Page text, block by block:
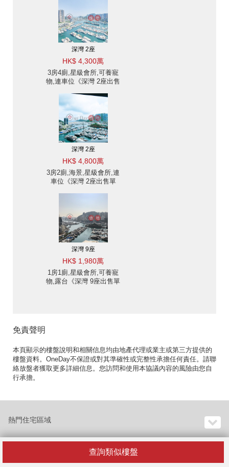
查詢類似樓盤
深灣 2座
HK$ 4,300萬
3房4廁,星級會所,可養寵
物,連車位《深灣 2座出售
深灣 2座
HK$ 4,800萬
3房2廁,海景,星級會所,連
車位《深灣 2座出售單
深灣 9座
HK$ 1,980萬
1房1廁,星級會所,可養寵
物,露台《深灣 9座出售單
免責聲明
本頁顯示的樓盤說明和相關信息均由地產代理或業主或第三方提供的
樓盤資料。OneDay不保證或對其準確性或完整性承擔任何責任。請聯
絡放盤者獲取更多詳細信息。您訪問和使用本協議內容的風險由您自
行承擔。
熱門住宅區域